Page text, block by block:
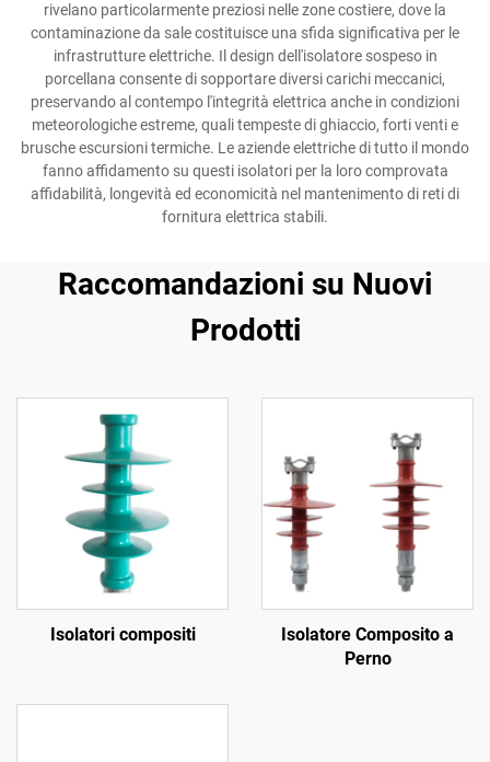
rivelano particolarmente preziosi nelle zone costiere, dove la
contaminazione da sale costituisce una sfida significativa per le
infrastrutture elettriche. Il design dell'isolatore sospeso in
porcellana consente di sopportare diversi carichi meccanici,
preservando al contempo l'integrità elettrica anche in condizioni
meteorologiche estreme, quali tempeste di ghiaccio, forti venti e
brusche escursioni termiche. Le aziende elettriche di tutto il mondo
fanno affidamento su questi isolatori per la loro comprovata
affidabilità, longevità ed economicità nel mantenimento di reti di
fornitura elettrica stabili.
Raccomandazioni su Nuovi
Prodotti
Isolatori compositi
Isolatore Composito a
Perno